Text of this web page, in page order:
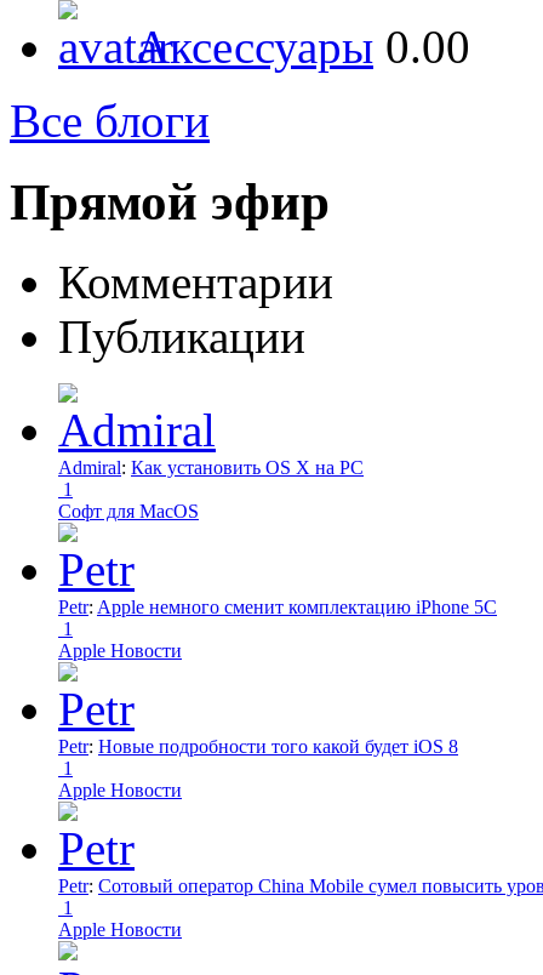
Аксессуары 0.00
Все блоги
Прямой эфир
Комментарии
Публикации
Admiral: Как установить OS X на PC
1
Софт для MacOS
Petr: Apple немного сменит комплектацию iPhone 5C
1
Apple Новости
Petr: Новые подробности того какой будет iOS 8
1
Apple Новости
Petr: Сотовый оператор China Mobile сумел повысить
1
Apple Новости